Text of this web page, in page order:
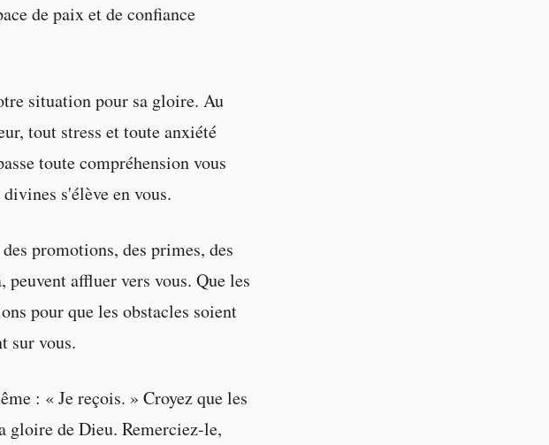
de paix et de confiance
situation pour sa gloire. Au
tout stress et toute anxiété
toute compréhension vous
s'élève en vous.
promotions, des primes, des
affluer vers vous. Que les
pour que les obstacles soient
sur vous.
: « Je reçois. » Croyez que les
gloire de Dieu. Remerciez-le,